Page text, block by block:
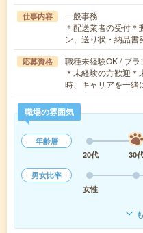
仕事内容
一般事務
＊配送業者の受付
ン、送り状・納品
応募資格
職種未経験OK / ブ
＊未経験の方歓迎
時、キャリアを一
職場の雰囲気
年齢層
20代
30
男女比率
女性